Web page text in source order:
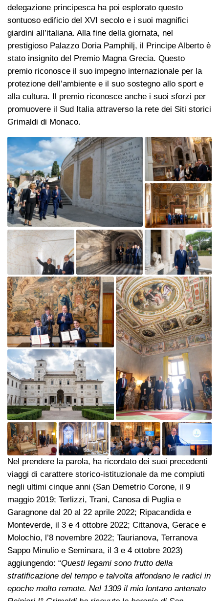
delegazione principesca ha poi esplorato questo
sontuoso edificio del XVI secolo e i suoi magnifici
giardini all’italiana. Alla fine della giornata, nel
prestigioso Palazzo Doria Pamphilj, il Principe Alberto è
stato insignito del Premio Magna Grecia. Questo
premio riconosce il suo impegno internazionale per la
protezione dell’ambiente e il suo sostegno allo sport e
alla cultura. Il premio riconosce anche i suoi sforzi per
promuovere il Sud Italia attraverso la rete dei Siti storici
Grimaldi di Monaco.
Nel prendere la parola, ha ricordato dei suoi precedenti
viaggi di carattere storico-istituzionale da me compiuti
negli ultimi cinque anni (San Demetrio Corone, il 9
maggio 2019; Terlizzi, Trani, Canosa di Puglia e
Garagnone dal 20 al 22 aprile 2022; Ripacandida e
Monteverde, il 3 e 4 ottobre 2022; Cittanova, Gerace e
Molochio, l’8 novembre 2022; Taurianova, Terranova
Sappo Minulio e Seminara, il 3 e 4 ottobre 2023)
aggiungendo: “Questi legami sono frutto della
stratificazione del tempo e talvolta affondano le radici in
epoche molto remote. Nel 1309 il mio lontano antenato